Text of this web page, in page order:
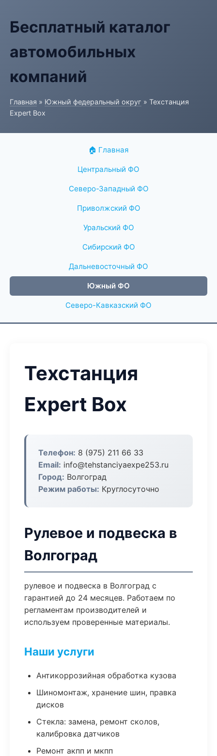
Бесплатный каталог
автомобильных
компаний
Главная » Южный федеральный округ » Техстанция
Expert Box
🏠 Главная
Центральный ФО
Северо-Западный ФО
Приволжский ФО
Уральский ФО
Сибирский ФО
Дальневосточный ФО
Южный ФО
Северо-Кавказский ФО
Техстанция
Expert Box
Телефон: 8 (975) 211 66 33
Email: info@tehstanciyaexpe253.ru
Город: Волгоград
Режим работы: Круглосуточно
Рулевое и подвеска в
Волгоград
рулевое и подвеска в Волгоград с
гарантией до 24 месяцев. Работаем по
регламентам производителей и
используем проверенные материалы.
Наши услуги
Антикоррозийная обработка кузова
Шиномонтаж, хранение шин, правка
дисков
Стекла: замена, ремонт сколов,
калибровка датчиков
Ремонт акпп и мкпп